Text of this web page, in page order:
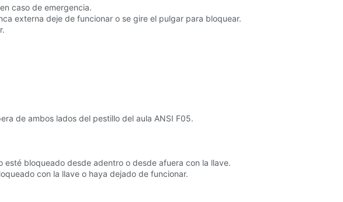
caso de emergencia.
externa deje de funcionar o se gire el pulgar para bloquear.
de ambos lados del pestillo del aula ANSI F05.
bloqueado desde adentro o desde afuera con la llave.
con la llave o haya dejado de funcionar.